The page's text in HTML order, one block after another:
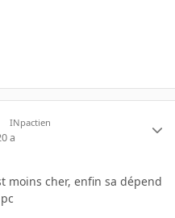
INpactien
a
moins cher, enfin sa dépend